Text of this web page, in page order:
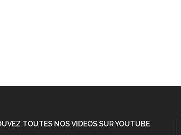
TOUTES NOS VIDEOS SUR YOUTUBE